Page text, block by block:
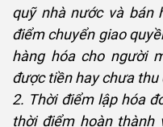
quỹ nhà nước và bán
điểm chuyển giao
hàng hóa cho người
được tiền hay chưa thu
2. Thời điểm lập hóa
thời điểm hoàn thành